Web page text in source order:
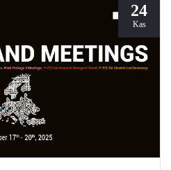
24
Kas